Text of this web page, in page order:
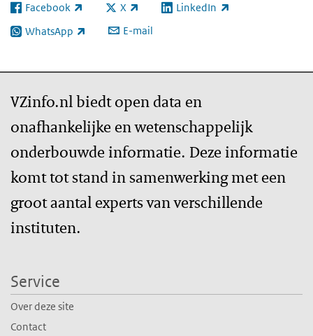
Facebook
(externe link) X
(externe link) LinkedIn
(externe link)
WhatsApp
(externe link) E-mail
VZinfo.nl biedt open data en
onafhankelijke en wetenschappelijk
onderbouwde informatie. Deze informatie
komt tot stand in samenwerking met een
groot aantal experts van verschillende
instituten.
Service
Over deze site
Contact